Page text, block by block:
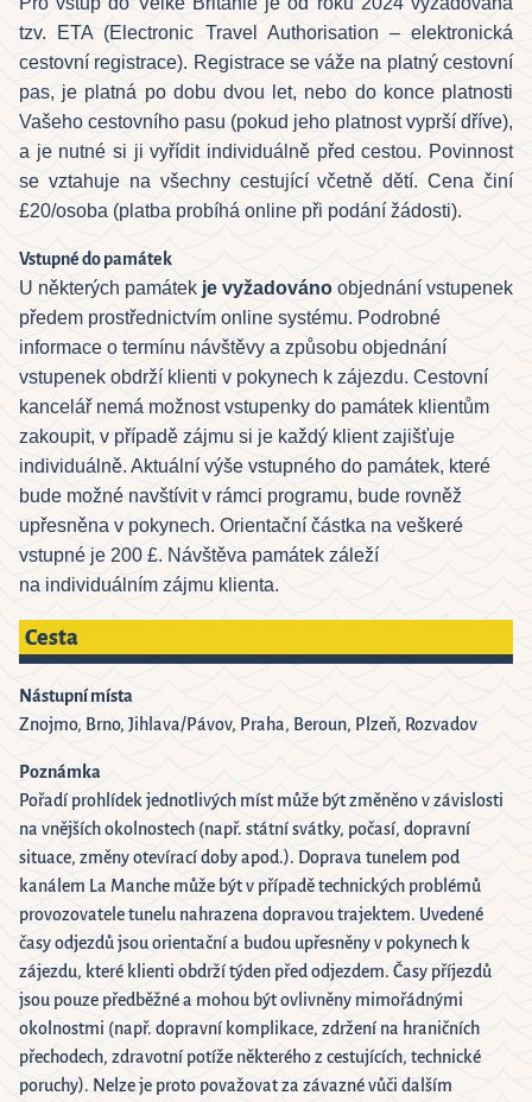
tzv. ETA (Electronic Travel Authorisation – elektronická
cestovní registrace). Registrace se váže na platný cestovní
pas, je platná po dobu dvou let, nebo do konce platnosti
Vašeho cestovního pasu (pokud jeho platnost vyprší dříve),
a je nutné si ji vyřídit individuálně před cestou. Povinnost
se vztahuje na všechny cestující včetně dětí. Cena činí
£20/osoba (platba probíhá online při podání žádosti).
Vstupné do památek
U některých památek je vyžadováno objednání vstupenek
předem prostřednictvím online systému. Podrobné
informace o termínu návštěvy a způsobu objednání
vstupenek obdrží klienti v pokynech k zájezdu. Cestovní
kancelář nemá možnost vstupenky do památek klientům
zakoupit, v případě zájmu si je každý klient zajišťuje
individuálně. Aktuální výše vstupného do památek, které
bude možné navštívit v rámci programu, bude rovněž
upřesněna v pokynech. Orientační částka na veškeré
vstupné je 200 £. Návštěva památek záleží
na individuálním zájmu klienta.
Cesta
Nástupní místa
Znojmo, Brno, Jihlava/Pávov, Praha, Beroun, Plzeň, Rozvadov
Poznámka
Pořadí prohlídek jednotlivých míst může být změněno v závislosti
na vnějších okolnostech (např. státní svátky, počasí, dopravní
situace, změny otevírací doby apod.). Doprava tunelem pod
kanálem La Manche může být v případě technických problémů
provozovatele tunelu nahrazena dopravou trajektem. Uvedené
časy odjezdů jsou orientační a budou upřesněny v pokynech k
zájezdu, které klienti obdrží týden před odjezdem. Časy příjezdů
jsou pouze předběžné a mohou být ovlivněny mimořádnými
okolnostmi (např. dopravní komplikace, zdržení na hraničních
přechodech, zdravotní potíže některého z cestujících, technické
poruchy). Nelze je proto považovat za závazné vůči dalším